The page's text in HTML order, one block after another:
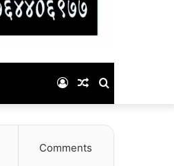
Search
Random
Article
Log
In
Comments